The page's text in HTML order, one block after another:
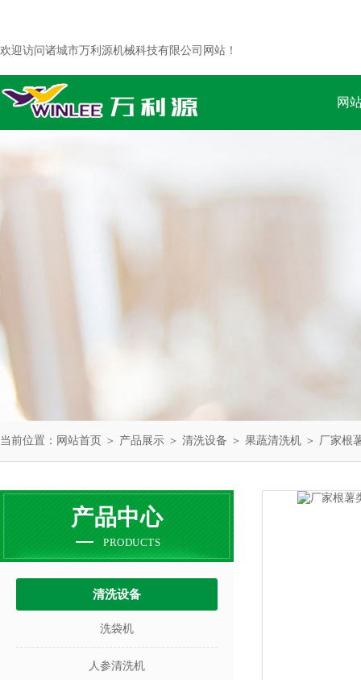
欢迎访问诸城市万利源机械科技有限公司网站！
网
当前位置： 网站首页 ＞ 产品展示 ＞ 清洗设备 ＞ 果蔬清洗机 ＞ 厂家根
产品中心
PRODUCTS
清洗设备
洗袋机
人参清洗机